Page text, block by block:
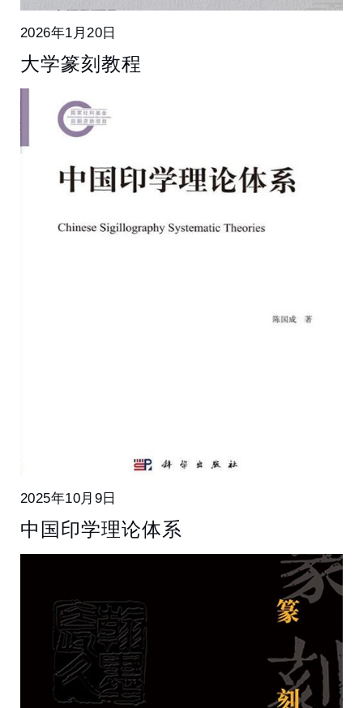
2026年1月20日
大学篆刻教程
2025年10月9日
中国印学理论体系